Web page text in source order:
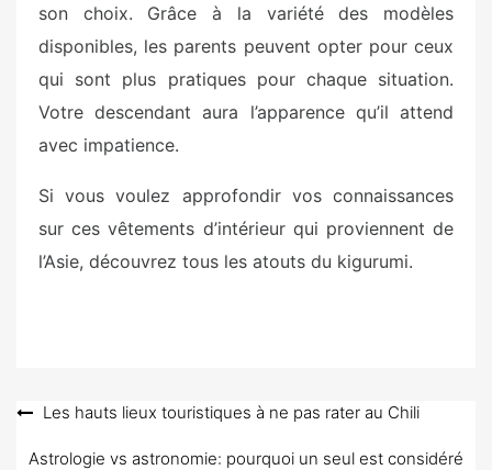
son choix. Grâce à la variété des modèles
disponibles, les parents peuvent opter pour ceux
qui sont plus pratiques pour chaque situation.
Votre descendant aura l’apparence qu’il attend
avec impatience.
Si vous voulez approfondir vos connaissances
sur ces vêtements d’intérieur qui proviennent de
l’Asie, découvrez tous les atouts du kigurumi.
Navigation
de
Les hauts lieux touristiques à ne pas rater au Chili
Astrologie vs astronomie: pourquoi un seul est considéré